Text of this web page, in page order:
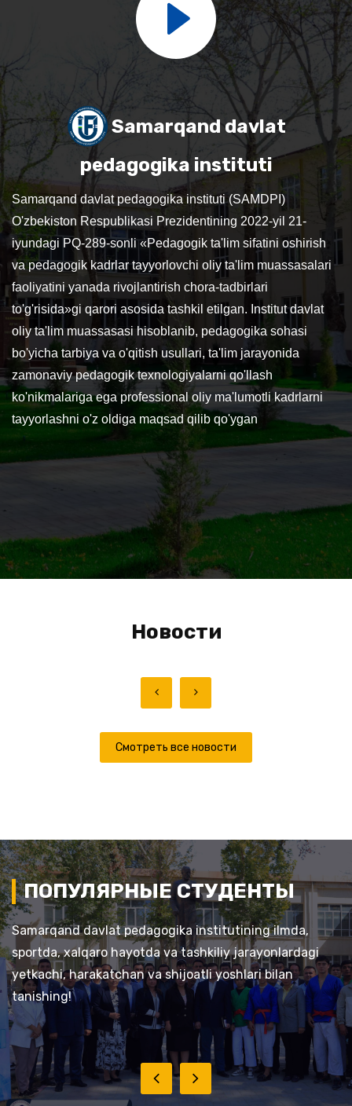
Samarqand davlat
pedagogika instituti
Samarqand davlat pedagogika instituti (SAMDPI)
O'zbekiston Respublikasi Prezidentining 2022-yil 21-
iyundagi PQ-289-sonli «Pedagogik ta'lim sifatini oshirish
va pedagogik kadrlar tayyorlovchi oliy ta'lim muassasalari
faoliyatini yanada rivojlantirish chora-tadbirlari
to'g'risida»gi qarori asosida tashkil etilgan. Institut davlat
oliy ta'lim muassasasi hisoblanib, pedagogika sohasi
bo'yicha tarbiya va o'qitish usullari, ta'lim jarayonida
zamonaviy pedagogik texnologiyalarni qo'llash
ko'nikmalariga ega professional oliy ma'lumotli kadrlarni
tayyorlashni o'z oldiga maqsad qilib qo'ygan
Новости
Смотреть все новости
ПОПУЛЯРНЫЕ СТУДЕНТЫ
Samarqand davlat pedagogika institutining ilmda,
sportda, xalqaro hayotda va tashkiliy jarayonlardagi
yetkachi, harakatchan va shijoatli yoshlari bilan
tanishing!